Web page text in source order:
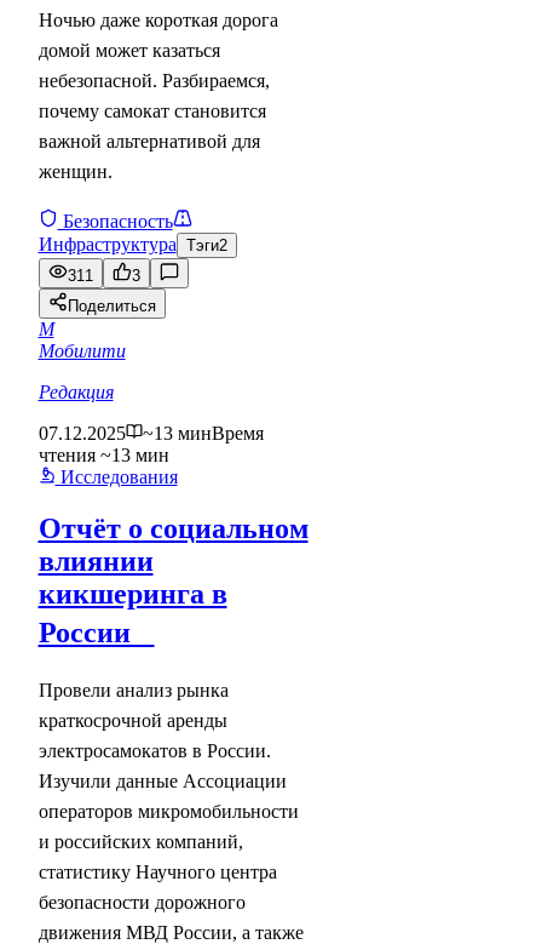
Ночью даже короткая дорога
домой может казаться
небезопасной. Разбираемся,
почему самокат становится
важной альтернативой для
женщин.
Безопасность
Инфраструктура Тэги2
311
3
Поделиться
М
Мобилити
Редакция
07.12.2025
~13 минВремя
чтения ~13 мин
Исследования
Отчёт о социальном
влиянии
кикшеринга в
России
Провели анализ рынка
краткосрочной аренды
электросамокатов в России.
Изучили данные Ассоциации
операторов микромобильности
и российских компаний,
статистику Научного центра
безопасности дорожного
движения МВД России, а также